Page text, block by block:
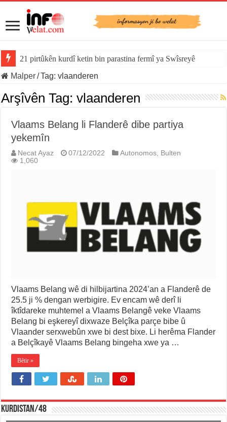
21 pirtûkên kurdî ketin bin parastina fermî ya Swîsreyê
Malper/Tag:vlaanderen
Arşîvên Tag:vlaanderen
Vlaams Belang li Flanderê dibe partiya
yekemîn
Necat Ayaz 07/12/2022 Autonomos, Bulten
1,060
Vlaams Belang wê di hilbijartina 2024’an a Flanderê de
25.5 ji % dengan werbigire. Ev encam wê derî li
îktîdareke muhtemel a Vlaams Belangê veke Vlaams
Belang bi eşkereyî dixwaze Belçîka parçe bibe û
Vlaander serxwebûn xwe bi dest bixe. Li herêma Flander
a Belçîkayê Vlaams Belang bingeha xwe ya …
Bêtir »
KURDISTAN/48